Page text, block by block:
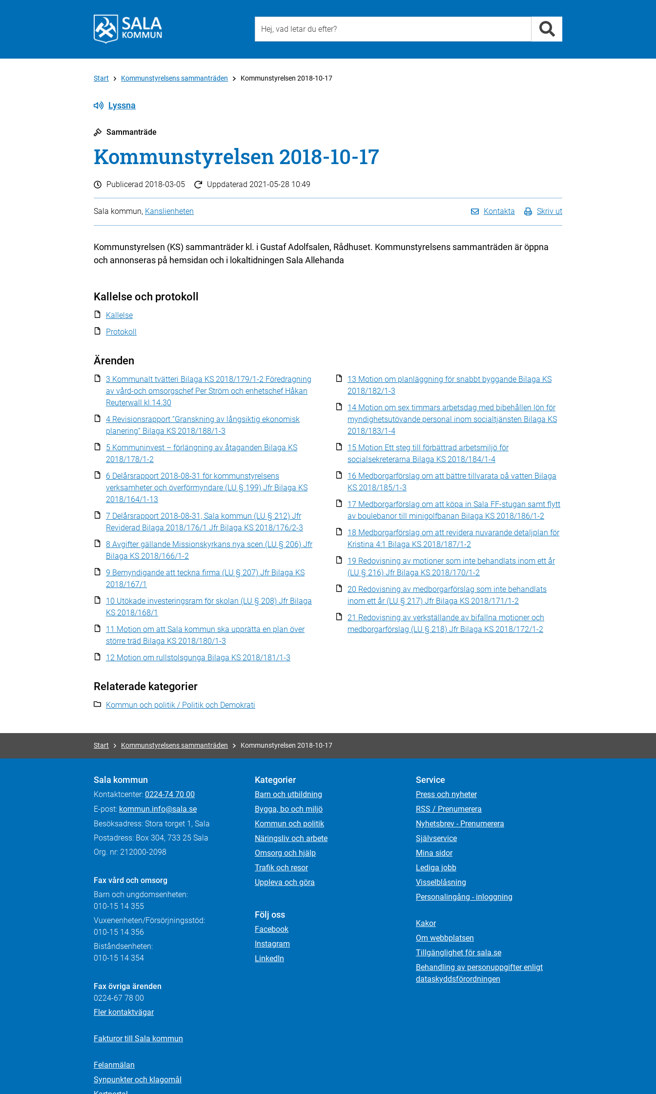
Start Kommunstyrelsens sammanträden Kommunstyrelsen 2018-10-17
Lyssna
Sammanträde
Kommunstyrelsen 2018-10-17
Publicerad 2018-03-05 Uppdaterad 2021-05-28 10:49
Sala kommun, Kanslienheten Kontakta Skriv ut
Kommunstyrelsen (KS) sammanträder kl. i Gustaf Adolfsalen, Rådhuset. Kommunstyrelsens sammanträden är öppna
och annonseras på hemsidan och i lokaltidningen Sala Allehanda
Kallelse och protokoll
Kallelse
Protokoll
Ärenden
3 Kommunalt tvätteri Bilaga KS 2018/179/1-2 Föredragning
av vård-och omsorgschef Per Ström och enhetschef Håkan
Reuterwall kl.14.30
4 Revisionsrapport ”Granskning av långsiktig ekonomisk
planering” Bilaga KS 2018/188/1-3
5 Kommuninvest – förlängning av åtaganden Bilaga KS
2018/178/1-2
6 Delårsrapport 2018-08-31 för kommunstyrelsens
verksamheter och överförmyndare (LU § 199) Jfr Bilaga KS
2018/164/1-13
7 Delårsrapport 2018-08-31, Sala kommun (LU § 212) Jfr
Reviderad Bilaga 2018/176/1 Jfr Bilaga KS 2018/176/2-3
8 Avgifter gällande Missionskyrkans nya scen (LU § 206) Jfr
Bilaga KS 2018/166/1-2
9 Bemyndigande att teckna firma (LU § 207) Jfr Bilaga KS
2018/167/1
10 Utökade investeringsram för skolan (LU § 208) Jfr Bilaga
KS 2018/168/1
11 Motion om att Sala kommun ska upprätta en plan över
större träd Bilaga KS 2018/180/1-3
12 Motion om rullstolsgunga Bilaga KS 2018/181/1-3
13 Motion om planläggning för snabbt byggande Bilaga KS
2018/182/1-3
14 Motion om sex timmars arbetsdag med bibehållen lön för
myndighetsutövande personal inom socialtjänsten Bilaga KS
2018/183/1-4
15 Motion Ett steg till förbättrad arbetsmiljö för
socialsekreterarna Bilaga KS 2018/184/1-4
16 Medborgarförslag om att bättre tillvarata på vatten Bilaga
KS 2018/185/1-3
17 Medborgarförslag om att köpa in Sala FF-stugan samt flytt
av boulebanor till minigolfbanan Bilaga KS 2018/186/1-2
18 Medborgarförslag om att revidera nuvarande detaljplan för
Kristina 4:1 Bilaga KS 2018/187/1-2
19 Redovisning av motioner som inte behandlats inom ett år
(LU § 216) Jfr Bilaga KS 2018/170/1-2
20 Redovisning av medborgarförslag som inte behandlats
inom ett år (LU § 217) Jfr Bilaga KS 2018/171/1-2
21 Redovisning av verkställande av bifallna motioner och
medborgarförslag (LU § 218) Jfr Bilaga KS 2018/172/1-2
Relaterade kategorier
Kommun och politik / Politik och Demokrati
Start Kommunstyrelsens sammanträden Kommunstyrelsen 2018-10-17
Sala kommun
Kontaktcenter: 0224-74 70 00
E-post: kommun.info@sala.se
Besöksadress: Stora torget 1, Sala
Postadress: Box 304, 733 25 Sala
Org. nr: 212000-2098
Fax vård och omsorg
Barn och ungdomsenheten:
010-15 14 355
Vuxenenheten/Försörjningsstöd:
010-15 14 356
Biståndsenheten:
010-15 14 354
Fax övriga ärenden
0224-67 78 00
Fler kontaktvägar
Fakturor till Sala kommun
Felanmälan
Synpunkter och klagomål
Kategorier
Barn och utbildning
Bygga, bo och miljö
Kommun och politik
Näringsliv och arbete
Omsorg och hjälp
Trafik och resor
Uppleva och göra
Följ oss
Facebook
Instagram
LinkedIn
Service
Press och nyheter
RSS / Prenumerera
Nyhetsbrev - Prenumerera
Självservice
Mina sidor
Lediga jobb
Visselblåsning
Personalingång - inloggning
Kakor
Om webbplatsen
Tillgänglighet för sala.se
Behandling av personuppgifter enligt
dataskydds­förordningen